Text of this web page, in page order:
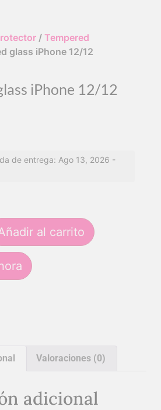
/ Tempered
glass iPhone 12/12
iPhone 12/12
de entrega: Ago 13, 2026 -
al carrito
Valoraciones (0)
adicional